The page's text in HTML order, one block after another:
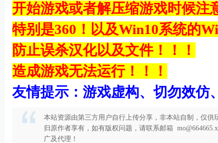
开始游戏或者解压缩游戏时候注
特别是360！以及Win10系统的
防止误杀汉化以及文件！！！
造成游戏无法运行！！！
友情提示：游戏虚构、切勿效仿
本站资源由第三方用户自行上传分享，非本站自制，仅
归原作者享有，如有版权问题，请联系邮箱
广及代理！